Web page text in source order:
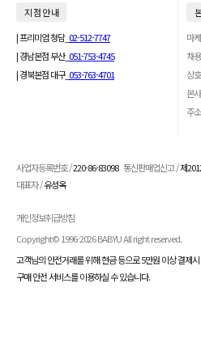
지 점 안 내
| 프리미엄 청담_ 02-512-7747
| 경남본점 부산_ 051-753-4745
| 경북본점 대구_ 053-763-4701
마
채
상
본
주
사업자등록번호 /220-86-83098 통신판매업신고 /제
대표자 /유성옥
개인정보취급방침
Copyright© 1996-2026 BABYU All right reserved.
고객님의 안전거래를 위해 현금 등으로 5만원 이상 결제
구매 안전 서비스를 이용하실 수 있습니다.